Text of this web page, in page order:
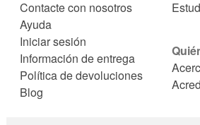
Contacte con nosotros
Ayuda
Iniciar sesión
Información de entrega
Política de devoluciones
Blog